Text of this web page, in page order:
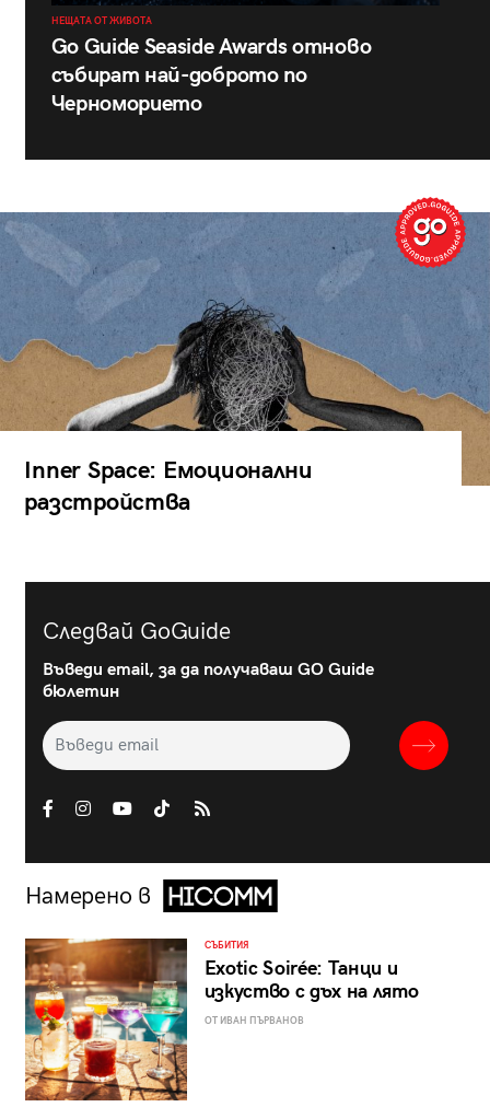
НЕЩАТА ОТ ЖИВОТА
Go Guide Seaside Awards отново
събират най-доброто по
Черноморието
Inner Space: Емоционални
разстройства
Следвай GoGuide
Въведи email, за да получаваш GO Guide
бюлетин
Намерено в
СЪБИТИЯ
Exotic Soirée: Танци и
изкуство с дъх на лято
ОТ ИВАН ПЪРВАНОВ